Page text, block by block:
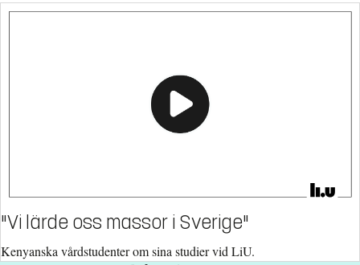
"Vi lärde oss massor i Sverige"
Kenyanska vårdstudenter om sina studier vid LiU.